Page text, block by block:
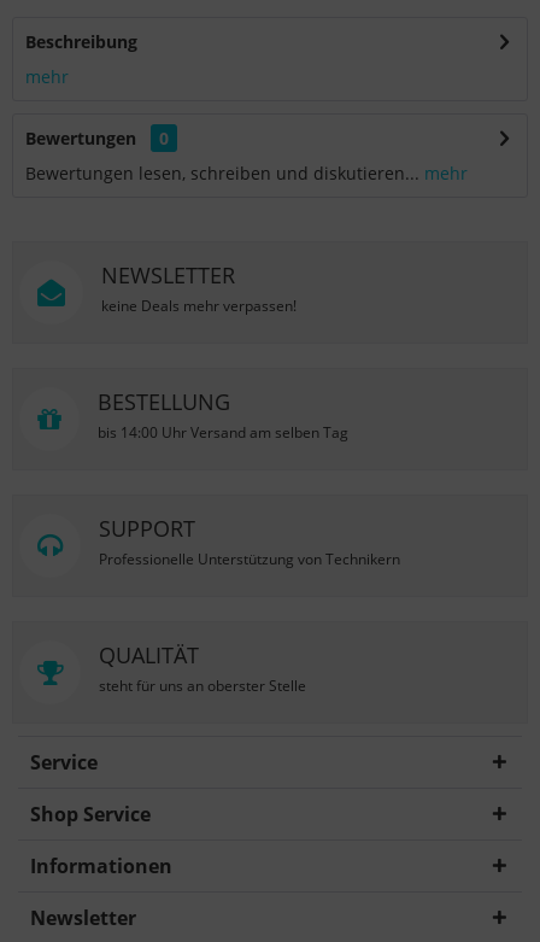
Beschreibung
mehr
Bewertungen
0
Bewertungen lesen, schreiben und diskutieren... mehr
NEWSLETTER
keine Deals mehr verpassen!
BESTELLUNG
bis 14:00 Uhr Versand am selben Tag
SUPPORT
Professionelle Unterstützung von Technikern
QUALITÄT
steht für uns an oberster Stelle
Service
Shop Service
Informationen
Newsletter